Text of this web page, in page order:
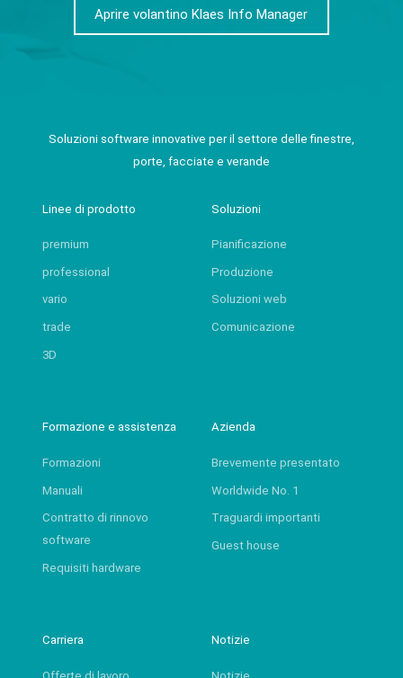
Aprire volantino Klaes Info Manager
Soluzioni software innovative per il settore delle finestre,
porte, facciate e verande
Linee di prodotto
premium
professional
vario
trade
3D
Soluzioni
Pianificazione
Produzione
Soluzioni web
Comunicazione
Formazione e assistenza
Formazioni
Manuali
Contratto di rinnovo
software
Requisiti hardware
Azienda
Brevemente presentato
Worldwide No. 1
Traguardi importanti
Guest house
Carriera Notizie